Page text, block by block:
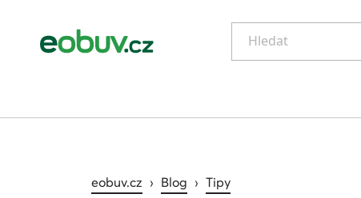
Hledat
eobuv.cz › Blog › Tipy